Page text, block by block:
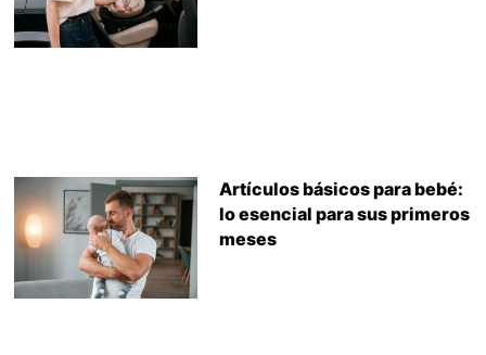
Artículos básicos para bebé:
lo esencial para sus primeros
meses